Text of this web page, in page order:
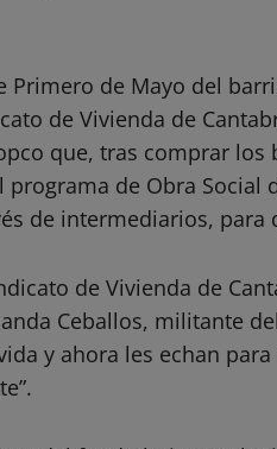
Primero de Mayo del
de Vivienda de
que, tras comprar
de Obra Social
de intermediarios, para
de Vivienda de
Ceballos, militante
y ahora les echan